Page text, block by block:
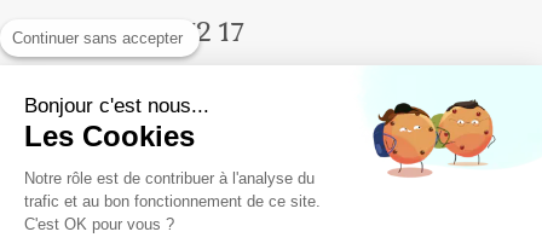
04 68 64 72 17
Nous contacter
Continuer sans accepter
Bonjour c'est nous...
Les Cookies
Notre rôle est de contribuer à l'analyse du
trafic et au bon fonctionnement de ce site.
C'est OK pour vous ?